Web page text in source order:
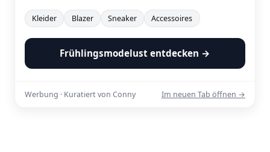
Kleider Blazer Sneaker Accessoires
Frühlingsmodelust entdecken →
Werbung · Kuratiert von Conny Im neuen Tab öffnen →